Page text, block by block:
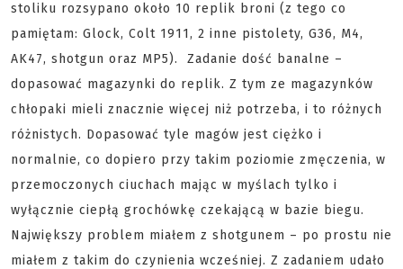
stoliku rozsypano około 10 replik broni (z tego co
pamiętam: Glock, Colt 1911, 2 inne pistolety, G36, M4,
AK47, shotgun oraz MP5). Zadanie dość banalne –
dopasować magazynki do replik. Z tym ze magazynków
chłopaki mieli znacznie więcej niż potrzeba, i to różnych
różnistych. Dopasować tyle magów jest ciężko i
normalnie, co dopiero przy takim poziomie zmęczenia, w
przemoczonych ciuchach mając w myślach tylko i
wyłącznie ciepłą grochówkę czekającą w bazie biegu.
Największy problem miałem z shotgunem – po prostu nie
miałem z takim do czynienia wcześniej. Z zadaniem udało